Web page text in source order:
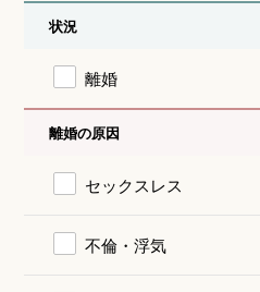
状況
離婚
離婚の原因
セックスレス
不倫・浮気